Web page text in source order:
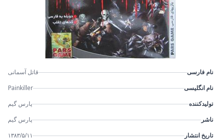
نام فارسی
قاتل آسمانی
نام انگلیسی
Painkiller
تولیدکننده
پارس گیم
ناشر
پارس گیم
تاریخ انتشار
۱۳۸۳/۵/۱۱